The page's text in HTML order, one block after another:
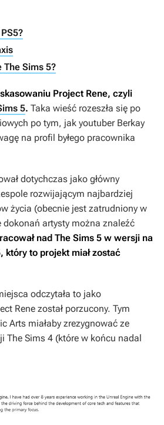
The Sims 5?
Project Rene, czyli
5. Taka wieść rozeszła się po
po tym, jak youtuber Berkay
na profil byłego pracownika
dotychczas jako główny
rozwijającym najbardziej
życia (obecnie jest zatrudniony w
dokonań artysty można znaleźć
nad The Sims 5 w wersji na
który to projekt miał zostać
odczytała to jako
Rene został porzucony. Tym
Arts miałaby zrezygnować ze
The Sims 4 (które w końcu nadal